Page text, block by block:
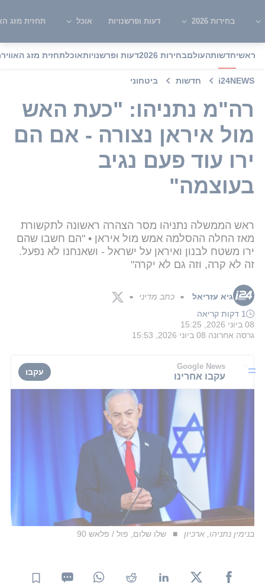
בחירות 2026 דעות ופרשנויות אוכל תחזית מזג
ראשיחדשותהעולםבחירות 2026 דעות ופרשנויותאוכלתחזית מזג האוויר
i24NEWS חדשות ביטחוני
רה"מ נתניהו: "כעת האש
מול איראן נצורה - אם הם
ירו עוד פעם נגיב
בעוצמה"
ראש הממשלה נתניהו מסר הצהרה ראשונה לתקשורת
מאז החלה ההסלמה אמש מול איראן • "הם חשבו שהם
ירו משטח לבנון ואיראן על ישראל - ושאנחנו לא נפעל.
זה לא קרה, וזה גם לא יקרה"
גיא עזריאל ■ כתב מדיני ■
1 דקות קריאה
08 ביוני 2026, 15:25
גרסה אחרונה 08 ביוני 2026, 15:53
Google News
עקבו אחרינו עקבו
בנימין נתניהו, ארכיון שלו שלום, פול / פלאש 90